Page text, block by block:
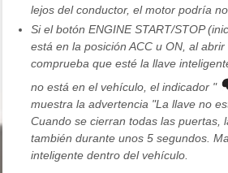
lejos del conductor, el motor podría
Si el botón ENGINE START/STOP
está en la posición ACC u ON, al
comprueba que esté la llave
no está en el vehículo, el indicador "
muestra la advertencia "La llave no
Cuando se cierran todas las puertas,
también durante unos 5 segundos.
inteligente dentro del vehículo.